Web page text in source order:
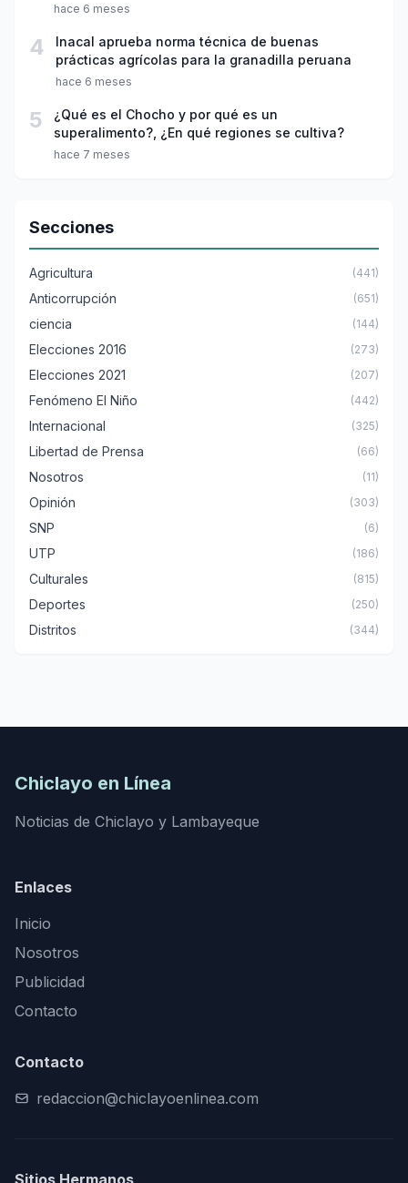
hace 6 meses
4
Inacal aprueba norma técnica de buenas
prácticas agrícolas para la granadilla peruana
hace 6 meses
5
¿Qué es el Chocho y por qué es un
superalimento?, ¿En qué regiones se cultiva?
hace 7 meses
Secciones
Agricultura (441)
Anticorrupción (651)
ciencia (144)
Elecciones 2016 (273)
Elecciones 2021 (207)
Fenómeno El Niño (442)
Internacional (325)
Libertad de Prensa (66)
Nosotros (11)
Opinión (303)
SNP (6)
UTP (186)
Culturales (815)
Deportes (250)
Distritos (344)
Chiclayo en Línea
Noticias de Chiclayo y Lambayeque
Enlaces
Inicio
Nosotros
Publicidad
Contacto
Contacto
redaccion@chiclayoenlinea.com
Sitios Hermanos